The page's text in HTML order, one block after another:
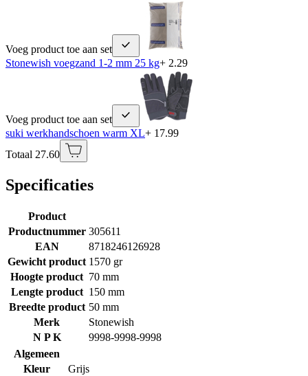
Voeg product toe aan set
Stonewish voegzand 1-2 mm 25 kg+ 2.29
Voeg product toe aan set
suki werkhandschoen warm XL+ 17.99
Totaal 27.60
Specificaties
Product
Productnummer 305611
EAN
8718246126928
Gewicht product 1570 gr
Hoogte product 70 mm
Lengte product 150 mm
Breedte product 50 mm
Merk
Stonewish
N P K
9998-9998-9998
Algemeen
Kleur
Grijs